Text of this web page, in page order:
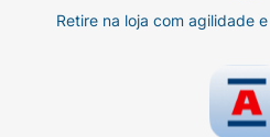
Retire na loja com agilidade